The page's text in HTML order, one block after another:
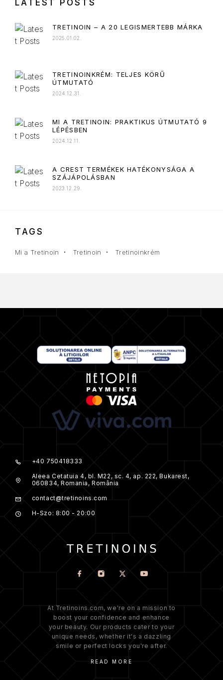
LATEST POSTS
TRETINOIN – A 20 LEGISMERTEBB MÁRKA
2025.01.02.
TRETINOINKRÉM: TELJES KÖRŰ
ÚTMUTATÓ
2024.12.31.
MI A TRETINOIN: PRAKTIKUS ÚTMUTATÓ 9
LÉPÉSBEN⁠
2024.12.11.
A CREST TERMÉKEK HATÉKONYSÁGA A
SZÁJÁPOLÁSBAN
2023.12.29.
TAGS
Mi a Tretinoin Tretinoin Tretinoinkrém
+40 750418333
Aleea Cetatuia 4, bl. M22, sc. 4, ap. 222, Bukarest,
060834, Romania, România
contact@tretinoins.com
H-Szo: 8:00 - 20:00
At Tretinoins.com, we're on a mission to
boost your confidence and enhance
your beauty. Our products cater to your
unique needs, whether it's a dazzling
smile or perfect locks you're after.
READ MORE